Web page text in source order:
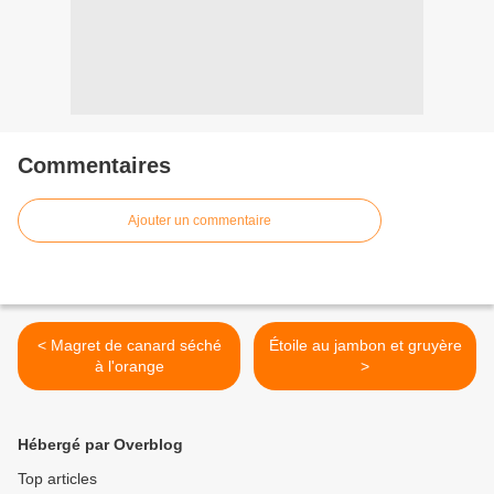
Commentaires
Ajouter un commentaire
< Magret de canard séché
à l'orange
Étoile au jambon et gruyère
>
Hébergé par Overblog
Top articles